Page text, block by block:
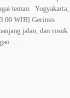
teman.
WIB] Gerimis
jalan, dan rusuk